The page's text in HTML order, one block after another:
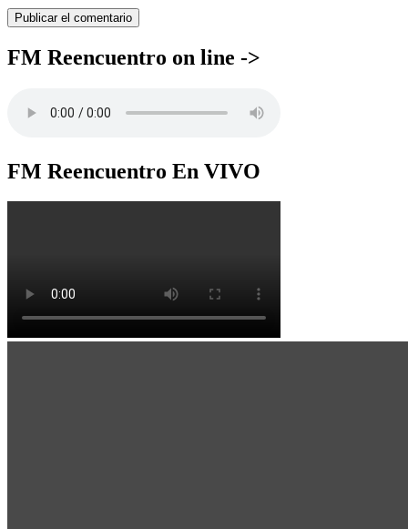
FM Reencuentro on line ->
FM Reencuentro En VIVO